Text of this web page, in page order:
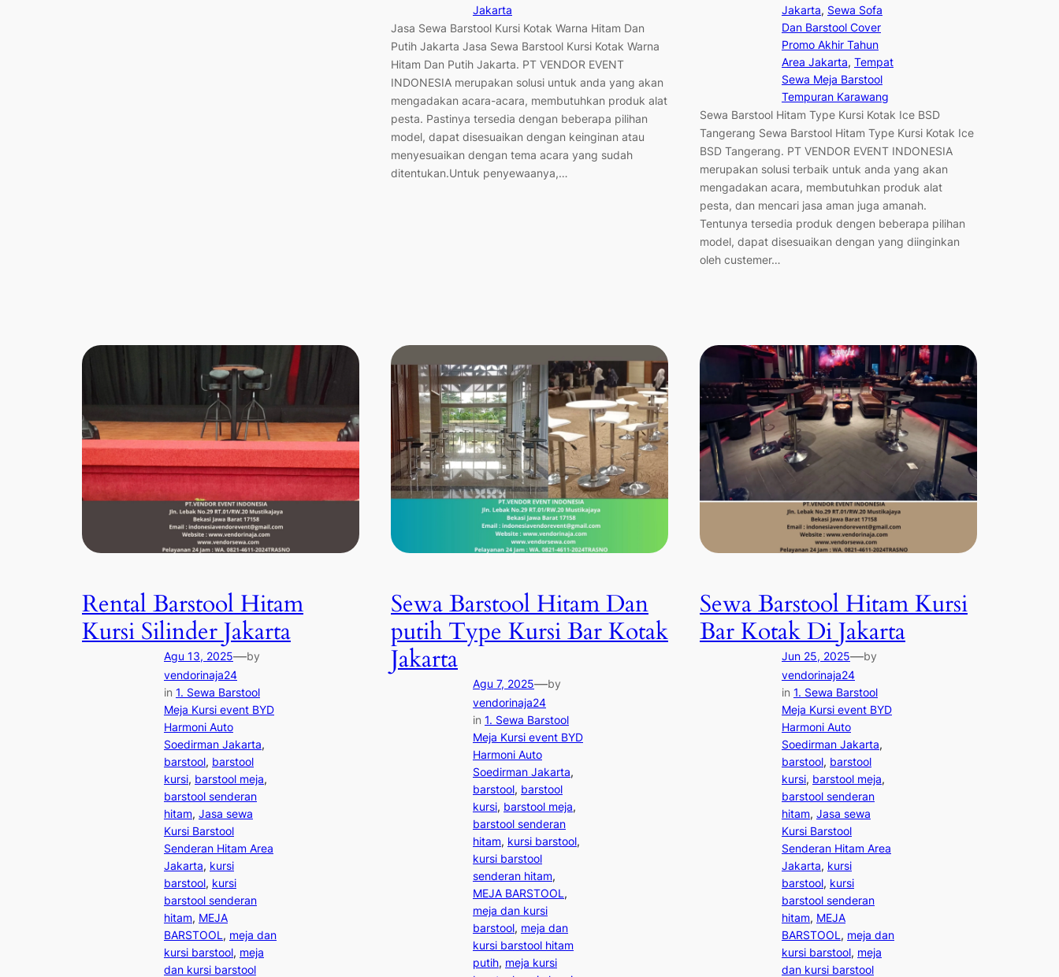
Jakarta
Jasa Sewa Barstool Kursi Kotak Warna Hitam Dan
Putih Jakarta Jasa Sewa Barstool Kursi Kotak Warna
Hitam Dan Putih Jakarta. PT VENDOR EVENT
INDONESIA merupakan solusi untuk anda yang akan
mengadakan acara-acara, membutuhkan produk alat
pesta. Pastinya tersedia dengan beberapa pilihan
model, dapat disesuaikan dengan keinginan atau
menyesuaikan dengan tema acara yang sudah
ditentukan.Untuk penyewaanya,…
Jakarta, Sewa Sofa
Dan Barstool Cover
Promo Akhir Tahun
Area Jakarta, Tempat
Sewa Meja Barstool
Tempuran Karawang
Sewa Barstool Hitam Type Kursi Kotak Ice BSD
Tangerang Sewa Barstool Hitam Type Kursi Kotak Ice
BSD Tangerang. PT VENDOR EVENT INDONESIA
merupakan solusi terbaik untuk anda yang akan
mengadakan acara, membutuhkan produk alat
pesta, dan mencari jasa aman juga amanah.
Tentunya tersedia produk dengen beberapa pilihan
model, dapat disesuaikan dengan yang diinginkan
oleh custemer…
Rental Barstool Hitam
Kursi Silinder Jakarta
Agu 13, 2025—by
vendorinaja24
in 1. Sewa Barstool
Meja Kursi event BYD
Harmoni Auto
Soedirman Jakarta
barstool, barstool
kursi, barstool meja
barstool senderan
hitam, Jasa sewa
Kursi Barstool
Senderan Hitam Area
Jakarta, kursi
barstool, kursi
barstool senderan
hitam, MEJA
BARSTOOL, meja dan
kursi barstool, meja
dan kursi barstool
Sewa Barstool Hitam Dan
putih Type Kursi Bar Kotak
Jakarta
Agu 7, 2025—by
vendorinaja24
in 1. Sewa Barstool
Meja Kursi event BYD
Harmoni Auto
Soedirman Jakarta
barstool, barstool
kursi, barstool meja
barstool senderan
hitam, kursi barstool
kursi barstool
senderan hitam
MEJA BARSTOOL
meja dan kursi
barstool, meja dan
kursi barstool hitam
putih, meja kursi
Sewa Barstool Hitam Kursi
Bar Kotak Di Jakarta
Jun 25, 2025—by
vendorinaja24
in 1. Sewa Barstool
Meja Kursi event BYD
Harmoni Auto
Soedirman Jakarta
barstool, barstool
kursi, barstool meja
barstool senderan
hitam, Jasa sewa
Kursi Barstool
Senderan Hitam Area
Jakarta, kursi
barstool, kursi
barstool senderan
hitam, MEJA
BARSTOOL, meja dan
kursi barstool, meja
dan kursi barstool